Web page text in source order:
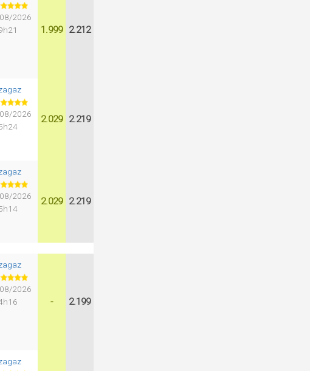
2026
1.999 2.212
2026
2.029 2.219
2026
2.029 2.219
2026
- 2.199